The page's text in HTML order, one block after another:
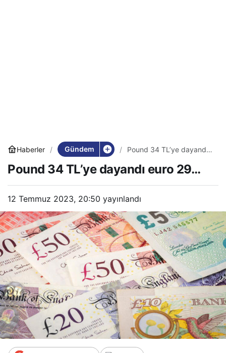
Haberler Gündem
Pound 34 TL’ye dayandı
Pound 34 TL’ye dayandı euro 29…
12 Temmuz 2023, 20:50 yayınlandı